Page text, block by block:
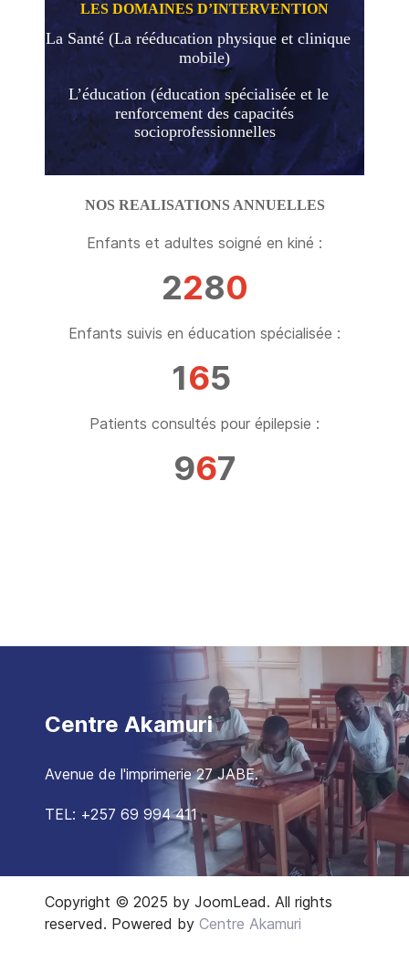
LES DOMAINES D’INTERVENTION
La Santé (La rééducation physique et clinique
mobile)
L’éducation (éducation spécialisée et le
renforcement des capacités
socioprofessionnelles
NOS REALISATIONS ANNUELLES
Enfants et adultes soigné en kiné :
2280
Enfants suivis en éducation spécialisée :
165
Patients consultés pour épilepsie :
967
Centre Akamuri
Avenue de l'imprimerie 27 JABE.
TEL: +257 69 994 411
Copyright © 2025 by JoomLead. All rights
reserved. Powered by Centre Akamuri